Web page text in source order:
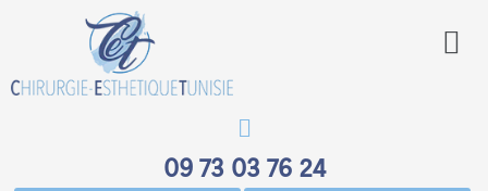
09 73 03 76 24